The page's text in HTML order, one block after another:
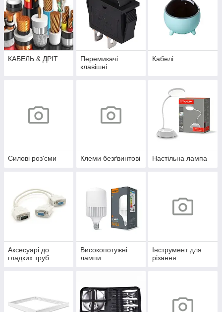
КАБЕЛЬ & ДРІТ
Перемикачі
клавішні
Кабелі
Силові роз'єми Клеми безґвинтові Настільна лампа
Аксесуарі до
гладких труб
Високопотужні
лампи
Інструмент для
різання